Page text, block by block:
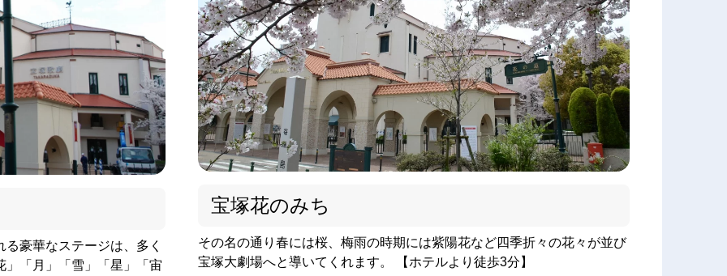
豪華なステージは、多く
」「月」「雪」「星」「宙
宝塚花のみち
その名の通り春には桜、梅雨の時期には紫陽花など四季折々の花々が並び
宝塚大劇場へと導いてくれます。 【ホテルより徒歩3分】